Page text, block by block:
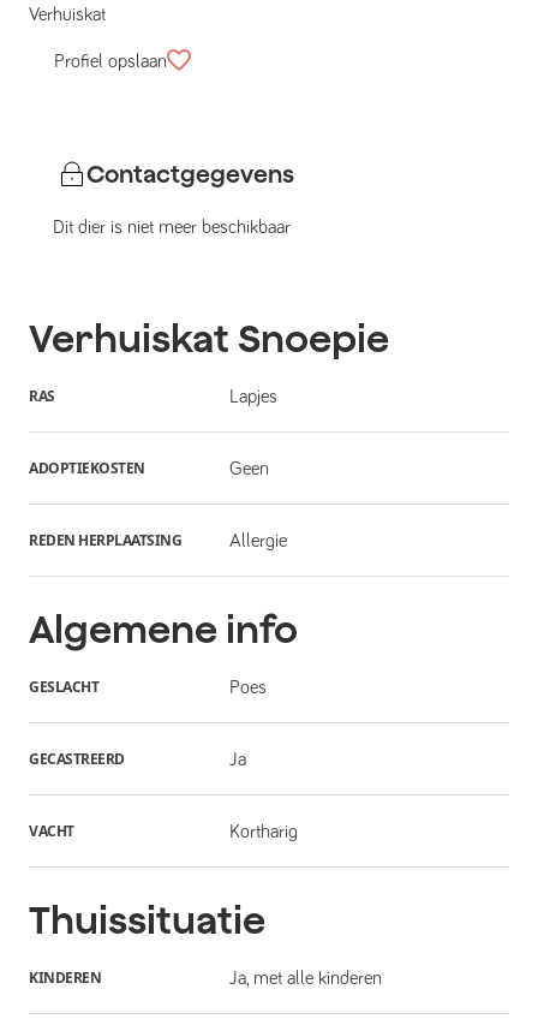
Verhuiskat
Profiel opslaan
Contactgegevens
Dit dier is niet meer beschikbaar
Verhuiskat Snoepie
RAS Lapjes
ADOPTIEKOSTEN Geen
REDEN HERPLAATSING Allergie
Algemene info
GESLACHT Poes
GECASTREERD Ja
VACHT Kortharig
Thuissituatie
KINDEREN Ja, met alle kinderen